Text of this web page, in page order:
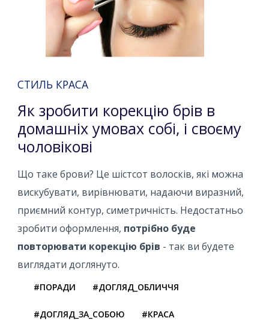
СТИЛЬ КРАСА
Як зробити корекцію брів в
домашніх умовах собі, і своєму
чоловікові
Що таке брови? Це шістсот волосків, які можна
вискубувати, вирівнювати, надаючи виразний,
приємний контур, симетричність. Недостатньо
зробити оформлення, потрібно буде
повторювати корекцію брів - так ви будете
виглядати доглянуто.
#ПОРАДИ #ДОГЛЯД_ОБЛИЧЧЯ
#ДОГЛЯД_ЗА_СОБОЮ #КРАСА